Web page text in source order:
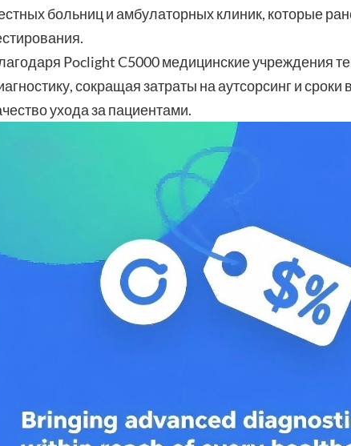
больниц и амбулаторных клиник, которые
Poclight C5000 медицинские учреждения
сокращая затраты на аутсорсинг и
ухода за пациентами.